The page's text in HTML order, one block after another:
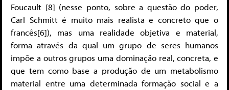
Foucault [8] (nesse ponto, sobre a questão do poder,
Carl Schmitt é muito mais realista e concreto que o
francês[6]), mas uma realidade objetiva e material,
forma através da qual um grupo de seres humanos
impõe a outros grupos uma dominação real, concreta, e
que tem como base a produção de um metabolismo
material entre uma determinada formação social e a